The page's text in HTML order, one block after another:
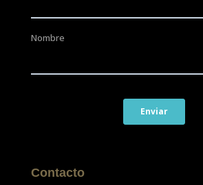
Contacto